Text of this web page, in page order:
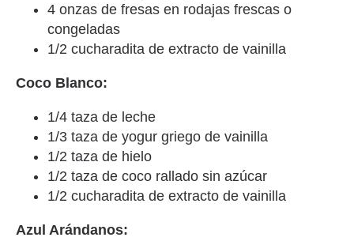
4 onzas de fresas en rodajas frescas o
congeladas
1/2 cucharadita de extracto de vainilla
Coco Blanco:
1/4 taza de leche
1/3 taza de yogur griego de vainilla
1/2 taza de hielo
1/2 taza de coco rallado sin azúcar
1/2 cucharadita de extracto de vainilla
Azul Arándanos: